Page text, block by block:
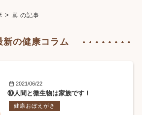
> 嶌 の記事
新の健康コラム
2021/06/22
⑩人間と微生物は家族です！
健康おぼえがき